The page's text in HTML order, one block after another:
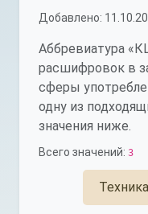
Добавлено:
Аббревиатура
расшифровок в
сферы
одну из
значения ниже.
Всего значений: 3
Техника